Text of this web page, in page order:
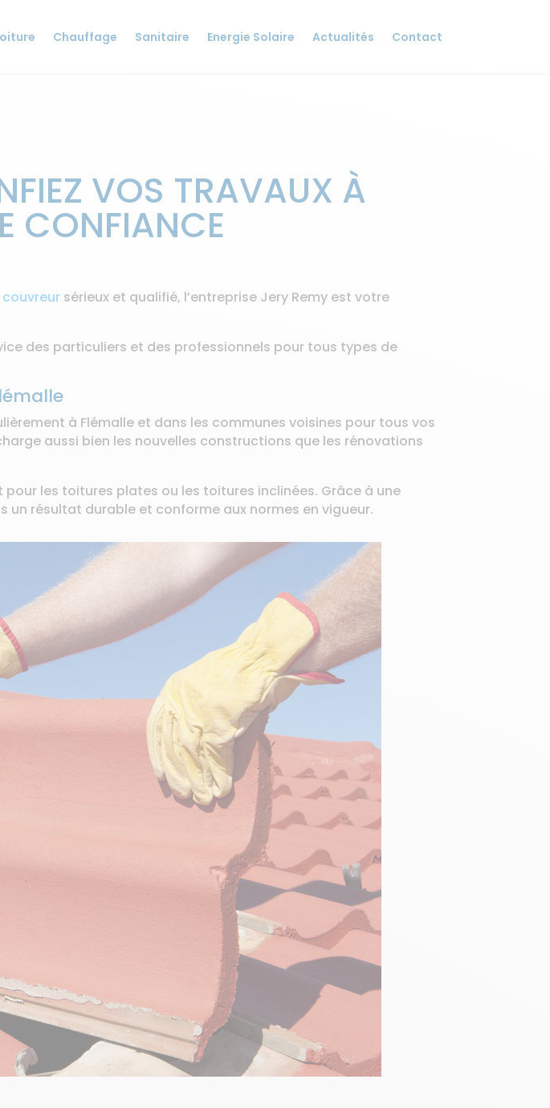
Chauffage Sanitaire Energie Solaire Actualités Contact
VOS TRAVAUX À
CONFIANCE
couvreur sérieux et qualifié, l’entreprise Jery Remy est votre
des particuliers et des professionnels pour tous types de
à Flémalle et dans les communes voisines pour tous vos
aussi bien les nouvelles constructions que les rénovations
les toitures plates ou les toitures inclinées. Grâce à une
résultat durable et conforme aux normes en vigueur.